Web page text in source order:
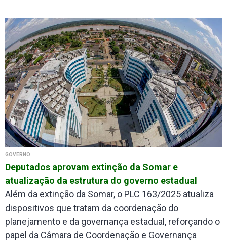
GOVERNO
Deputados aprovam extinção da Somar e
atualização da estrutura do governo estadual
Além da extinção da Somar, o PLC 163/2025 atualiza
dispositivos que tratam da coordenação do
planejamento e da governança estadual, reforçando o
papel da Câmara de Coordenação e Governança